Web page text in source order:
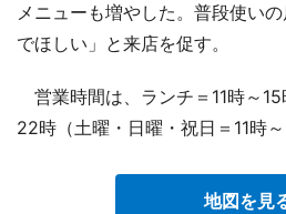
メニューも増やした。普段使い
でほしい」と来店を促す。
営業時間は、ランチ＝11時～15
22時（土曜・日曜・祝日＝11時～
地図を見